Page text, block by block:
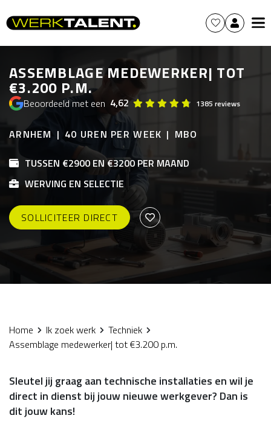
ASSEMBLAGE MEDEWERKER| TOT
€3.200 P.M.
Beoordeeld met een 4,62 1385 reviews
ARNHEM 40 UREN PER WEEK
MBO
TUSSEN €2900 EN €3200 PER MAAND
WERVING EN SELECTIE
SOLLICITEER DIRECT
Home Ik zoek werk
Techniek
Assemblage medewerker| tot €3.200 p.m.
Sleutel jij graag aan technische installaties en wil je
direct in dienst bij jouw nieuwe werkgever? Dan is
dit jouw kans!